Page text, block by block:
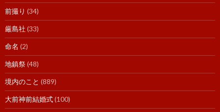
前撮り (34)
厳島社 (33)
命名 (2)
地鎮祭(48)
境内のこと (889)
大前神前結婚式(100)